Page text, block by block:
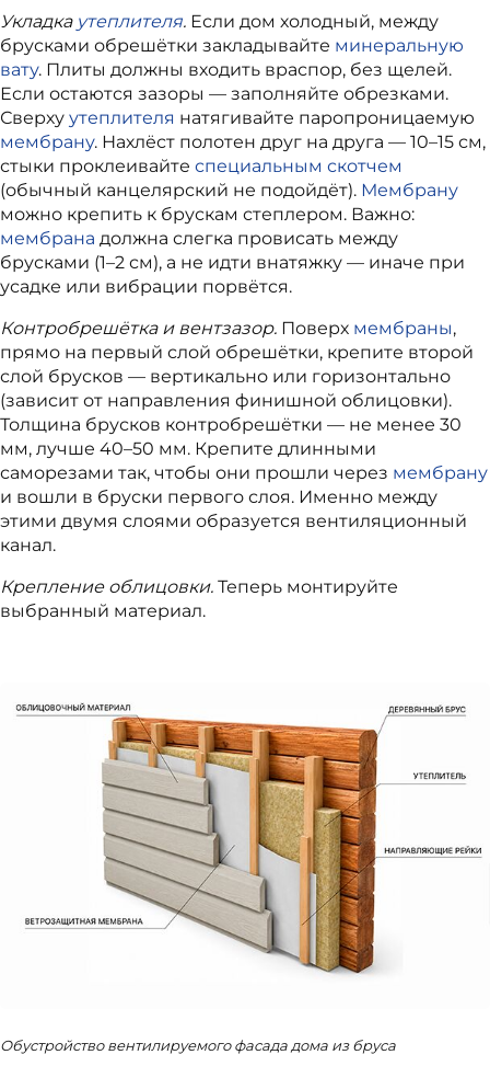
Укладка утеплителя. Если дом холодный, между
брусками обрешётки закладывайте минеральную
вату. Плиты должны входить враспор, без щелей.
Если остаются зазоры — заполняйте обрезками.
Сверху утеплителя натягивайте паропроницаемую
мембрану. Нахлёст полотен друг на друга — 10–15 см,
стыки проклеивайте специальным скотчем
(обычный канцелярский не подойдёт). Мембрану
можно крепить к брускам степлером. Важно:
мембрана должна слегка провисать между
брусками (1–2 см), а не идти внатяжку — иначе при
усадке или вибрации порвётся.
Контробрешётка и вентзазор. Поверх мембраны,
прямо на первый слой обрешётки, крепите второй
слой брусков — вертикально или горизонтально
(зависит от направления финишной облицовки).
Толщина брусков контробрешётки — не менее 30
мм, лучше 40–50 мм. Крепите длинными
саморезами так, чтобы они прошли через мембрану
и вошли в бруски первого слоя. Именно между
этими двумя слоями образуется вентиляционный
канал.
Крепление облицовки. Теперь монтируйте
выбранный материал.
Обустройство вентилируемого фасада дома из бруса